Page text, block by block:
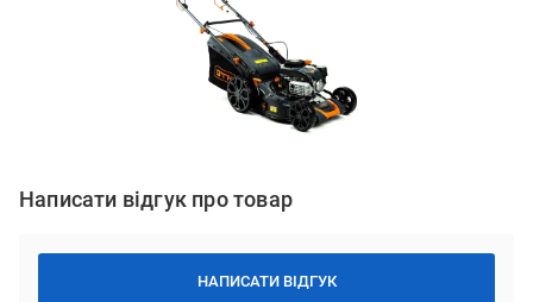
Написати відгук про товар
НАПИСАТИ ВІДГУК